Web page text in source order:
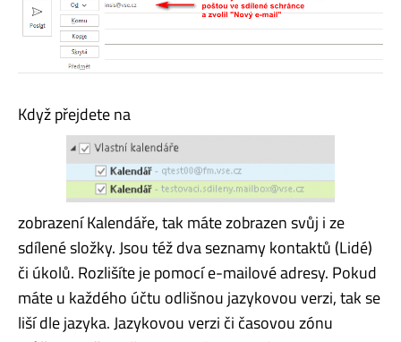
Když přejdete na
zobrazení Kalendáře, tak máte zobrazen svůj i ze
sdílené složky. Jsou též dva seznamy kontaktů (Lidé)
či úkolů. Rozlišíte je pomocí e-mailové adresy. Pokud
máte u každého účtu odlišnou jazykovou verzi, tak se
liší dle jazyka. Jazykovou verzi či časovou zónu